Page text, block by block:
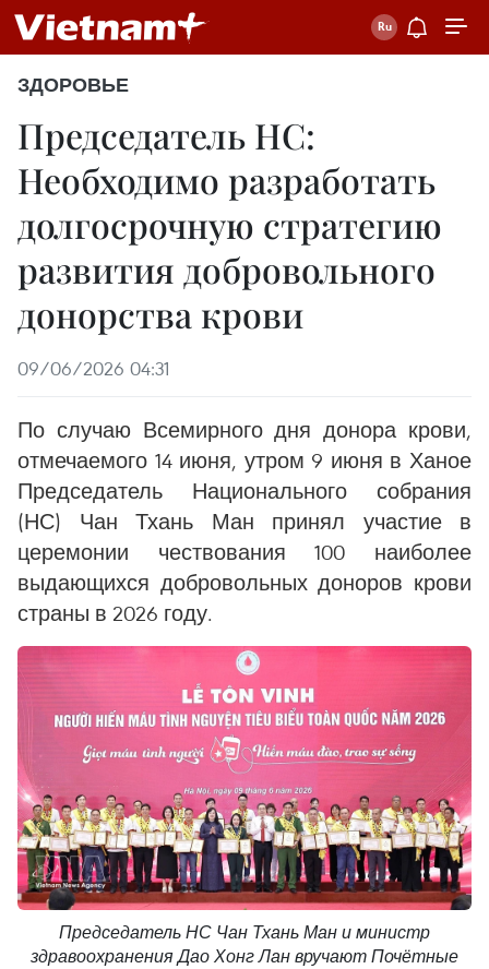
ЗДОРОВЬЕ
Председатель НС:
Необходимо разработать
долгосрочную стратегию
развития добровольного
донорства крови
09/06/2026 04:31
По случаю Всемирного дня донора крови,
отмечаемого 14 июня, утром 9 июня в Ханое
Председатель Национального собрания
(НС) Чан Тхань Ман принял участие в
церемонии чествования 100 наиболее
выдающихся добровольных доноров крови
страны в 2026 году.
Председатель НС Чан Тхань Ман и министр
здравоохранения Дао Хонг Лан вручают Почётные